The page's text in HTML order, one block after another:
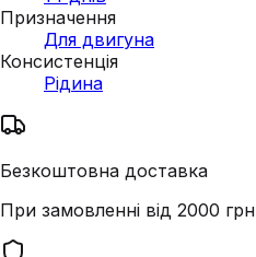
Призначення
Для двигуна
Консистенція
Рідина
Безкоштовна доставка
При замовленні від 2000 грн